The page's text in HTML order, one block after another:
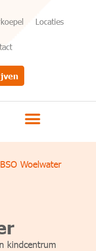
Locaties
BSO Woelwater
kindcentrum